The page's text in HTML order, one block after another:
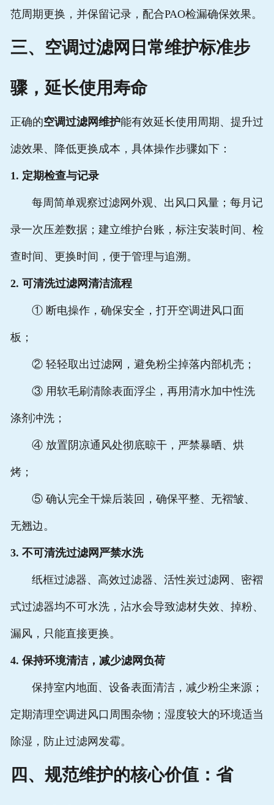
范周期更换，并保留记录，配合PAO检漏确保效果。
三、空调过滤网日常维护标准步
骤，延长使用寿命
正确的空调过滤网维护能有效延长使用周期、提升过
滤效果、降低更换成本，具体操作步骤如下：
1. 定期检查与记录
每周简单观察过滤网外观、出风口风量；每月记
录一次压差数据；建立维护台账，标注安装时间、检
查时间、更换时间，便于管理与追溯。
2. 可清洗过滤网清洁流程
① 断电操作，确保安全，打开空调进风口面
板；
② 轻轻取出过滤网，避免粉尘掉落内部机壳；
③ 用软毛刷清除表面浮尘，再用清水加中性洗
涤剂冲洗；
④ 放置阴凉通风处彻底晾干，严禁暴晒、烘
烤；
⑤ 确认完全干燥后装回，确保平整、无褶皱、
无翘边。
3. 不可清洗过滤网严禁水洗
纸框过滤器、高效过滤器、活性炭过滤网、密褶
式过滤器均不可水洗，沾水会导致滤材失效、掉粉、
漏风，只能直接更换。
4. 保持环境清洁，减少滤网负荷
保持室内地面、设备表面清洁，减少粉尘来源；
定期清理空调进风口周围杂物；湿度较大的环境适当
除湿，防止过滤网发霉。
四、规范维护的核心价值：省